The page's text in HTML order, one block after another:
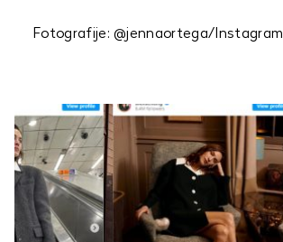
Fotografije: @jennaortega/Instagram